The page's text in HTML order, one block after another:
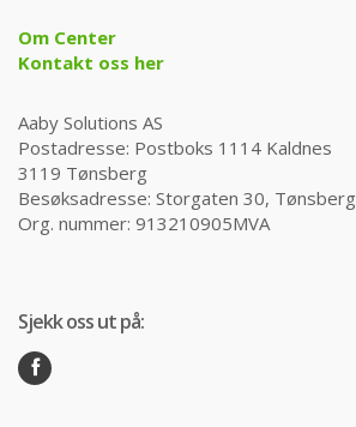
Om Center
Kontakt oss her
Aaby Solutions AS
Postadresse: Postboks 1114 Kaldnes
3119 Tønsberg
Besøksadresse: Storgaten 30, Tønsberg
Org. nummer: 913210905MVA
Sjekk oss ut på: